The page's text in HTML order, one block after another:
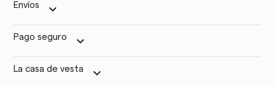
Envíos keyboard_arrow_down
Pago seguro keyboard_arrow_down
La casa de vesta keyboard_arrow_down